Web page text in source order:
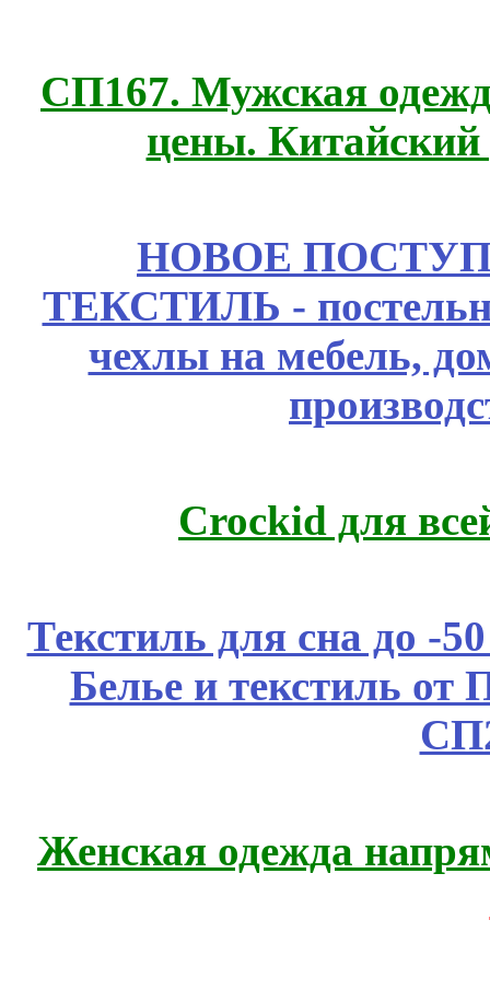
СП167. Мужская
цены.
НОВОЕ
ТЕКСТИЛЬ -
чехлы на мебель,
Crockid для
Текстиль для сна до
Белье и текстиль от
Женская одежда